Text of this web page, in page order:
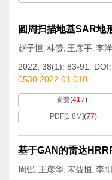
圆周扫描地基SAR地
赵子恒, 林赟, 王彦平, 李洋
2022, 38(1): 83-91.
DOI:
0530.2022.01.010
摘要(417)
PDF[1.8M](77)
基于GAN的雷达
周强, 王彦华, 宋益恒, 李阳